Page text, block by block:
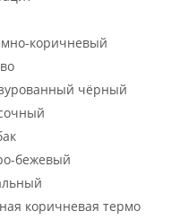
коричневый
чёрный
бежевый
коричневая термо